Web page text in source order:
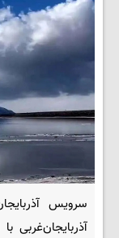
سرویس
آذربایجان‌غربی